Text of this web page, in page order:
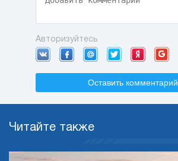
Авторизуйтесь
Оставить комментарий
Читайте также